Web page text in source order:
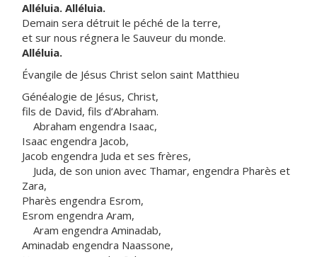
Alléluia. Alléluia.
Demain sera détruit le péché de la terre,
et sur nous régnera le Sauveur du monde.
Alléluia.
Évangile de Jésus Christ selon saint Matthieu
Généalogie de Jésus, Christ,
fils de David, fils d’Abraham.
Abraham engendra Isaac,
Isaac engendra Jacob,
Jacob engendra Juda et ses frères,
Juda, de son union avec Thamar, engendra Pharès et
Zara,
Pharès engendra Esrom,
Esrom engendra Aram,
Aram engendra Aminadab,
Aminadab engendra Naassone,